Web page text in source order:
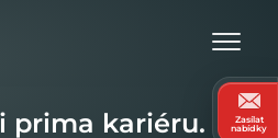
prima kariéru.
Zasílat
nabídky